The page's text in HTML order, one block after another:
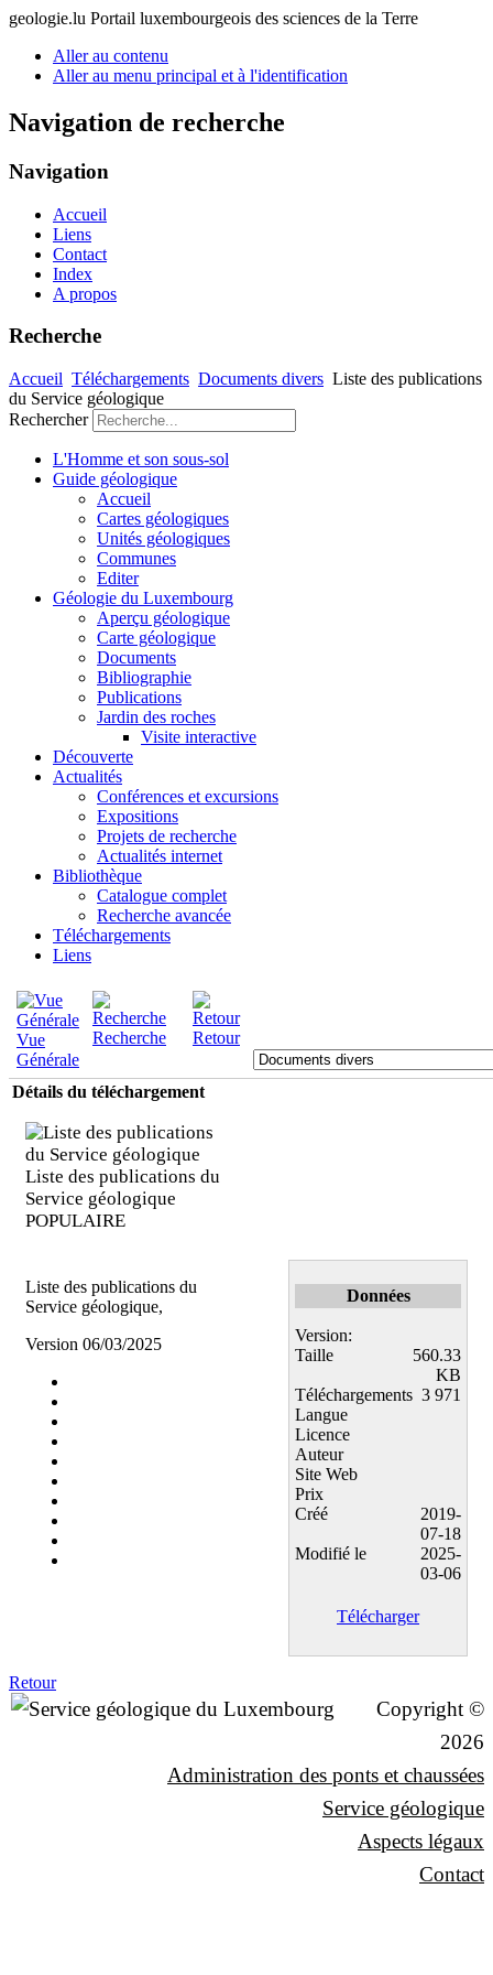
geologie.lu Portail luxembourgeois des sciences de la Terre
Aller au contenu
Aller au menu principal et à l'identification
Navigation de recherche
Navigation
Accueil
Liens
Contact
Index
A propos
Recherche
Accueil Téléchargements Documents divers Liste des publications
du Service géologique
Rechercher
L'Homme et son sous-sol
Guide géologique
Accueil
Cartes géologiques
Unités géologiques
Communes
Editer
Géologie du Luxembourg
Aperçu géologique
Carte géologique
Documents
Bibliographie
Publications
Jardin des roches
Visite interactive
Découverte
Actualités
Conférences et excursions
Expositions
Projets de recherche
Actualités internet
Bibliothèque
Catalogue complet
Recherche avancée
Téléchargements
Liens
Vue
Générale
Recherche Retour
Détails du téléchargement
Liste des publications du
Service géologique
POPULAIRE
Liste des publications du
Service géologique,
Version 06/03/2025
Données
Version:
Taille
560.33
KB
Téléchargements 3 971
Langue
Licence
Auteur
Site Web
Prix
Créé
2019-
07-18
Modifié le
2025-
03-06
Télécharger
Retour
Copyright ©
2026
Administration des ponts et chaussées
Service géologique
Aspects légaux
Contact